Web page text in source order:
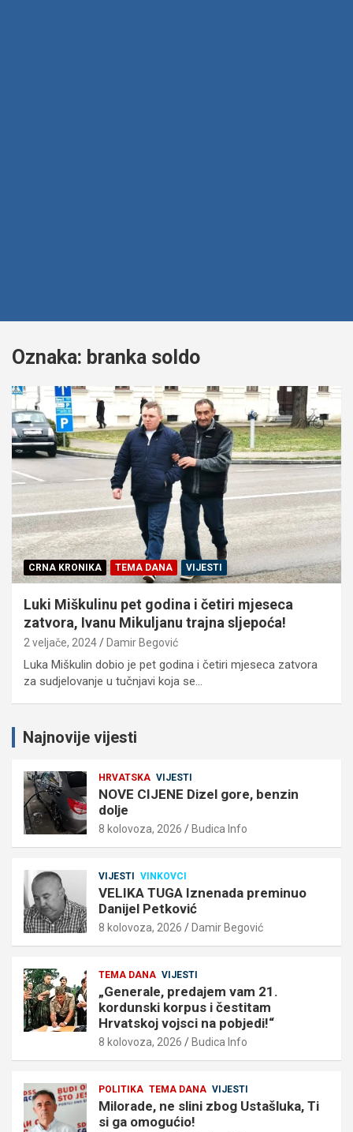
Oznaka: branka soldo
CRNA KRONIKA TEMA DANA VIJESTI
Luki Miškulinu pet godina i četiri mjeseca
zatvora, Ivanu Mikuljanu trajna sljepoća!
2 veljače, 2024 Damir Begović
Luka Miškulin dobio je pet godina i četiri mjeseca zatvora
za sudjelovanje u tučnjavi koja se…
Najnovije vijesti
HRVATSKA VIJESTI
NOVE CIJENE Dizel gore, benzin
dolje
8 kolovoza, 2026 Budica Info
VIJESTI VINKOVCI
VELIKA TUGA Iznenada preminuo
Danijel Petković
8 kolovoza, 2026 Damir Begović
TEMA DANA VIJESTI
„Generale, predajem vam 21.
kordunski korpus i čestitam
Hrvatskoj vojsci na pobjedi!“
8 kolovoza, 2026 Budica Info
POLITIKA TEMA DANA VIJESTI
Milorade, ne slini zbog Ustašluka, Ti
si ga omogućio!